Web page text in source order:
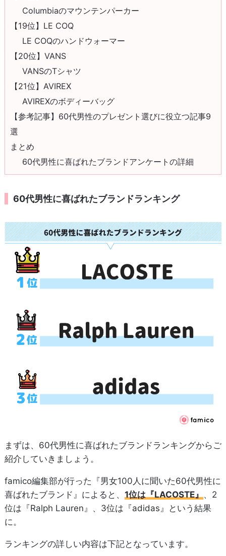
Columbiaのマウンテンパーカー
【19位】LE COQ
LE COQのハンドウォーマー
【20位】VANS
VANSのTシャツ
【21位】AVIREX
AVIREXのボディーバッグ
【参考記事】60代男性のプレゼント選びに役立つ記事9
選
まとめ
60代男性に喜ばれたブランドアンケートの詳細
60代男性に喜ばれたブランドランキング
まずは、60代男性に喜ばれたブランドランキングからご
紹介していきましょう。
famico編集部が行った『男女100人に聞いた60代男性に
喜ばれたブランド』によると、 1位は『LACOSTE』、2
位は『Ralph Lauren』、3位は『adidas』という結果
に。
ランキングの詳しい内容は下記となっています。